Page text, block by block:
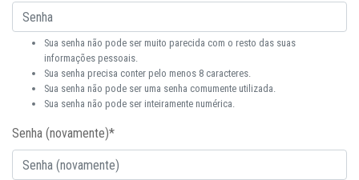
Sua senha não pode ser muito parecida com o resto das suas
informações pessoais.
Sua senha precisa conter pelo menos 8 caracteres.
Sua senha não pode ser uma senha comumente utilizada.
Sua senha não pode ser inteiramente numérica.
Senha (novamente)*